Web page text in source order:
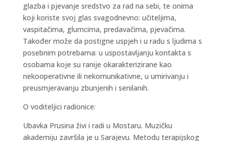
glazba i pjevanje sredstvo za rad na sebi, te onima
koji koriste svoj glas svagodnevno: učiteljima,
vaspitačima, glumcima, predavačima, pjevačima.
Također može da postigne uspjeh i u radu s ljudima s
posebnim potrebama: u uspostavljanju kontakta s
osobama koje su ranije okarakterizirane kao
nekooperativne ili nekomunikativne, u umirivanju i
preusmjeravanju zbunjenih i senilanih.
O voditeljici radionice:
Ubavka Prusina živi i radi u Mostaru. Muzičku
akademiju završila je u Sarajevu. Metodu terapijskog